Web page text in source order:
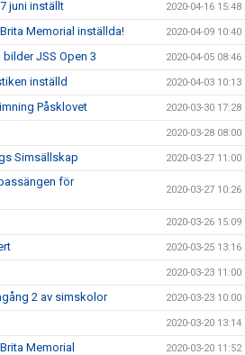
juni inställt 2020-04-16 15:48
Memorial inställda! 2020-04-09 10:40
JSS Open 3 2020-04-05 08:46
inställd 2020-04-03 10:13
Påsklovet 2020-03-30 17:28
2020-03-28 08:00
Simsällskap 2020-03-27 11:00
för
2020-03-27 10:26
2020-03-26 15:09
2020-03-25 13:16
2020-03-23 11:00
2 av simskolor 2020-03-23 10:00
2020-03-20 13:14
Memorial 2020-03-20 11:52